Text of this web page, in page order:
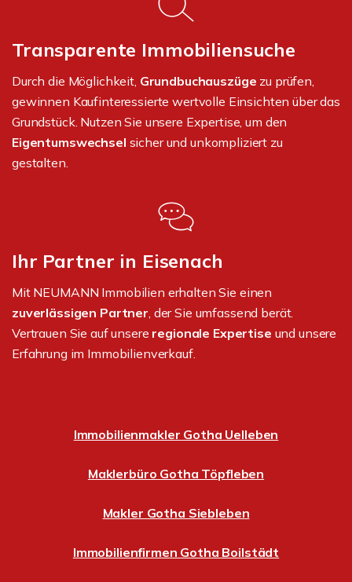
Transparente Immobiliensuche
Durch die Möglichkeit, Grundbuchauszüge zu prüfen,
gewinnen Kaufinteressierte wertvolle Einsichten über das
Grundstück. Nutzen Sie unsere Expertise, um den
Eigentumswechsel sicher und unkompliziert zu
gestalten.
Ihr Partner in Eisenach
Mit NEUMANN Immobilien erhalten Sie einen
zuverlässigen Partner , der Sie umfassend berät.
Vertrauen Sie auf unsere regionale Expertise und unsere
Erfahrung im Immobilienverkauf.
Immobilienmakler Gotha Uelleben
Maklerbüro Gotha Töpfleben
Makler Gotha Siebleben
Immobilienfirmen Gotha Boilstädt